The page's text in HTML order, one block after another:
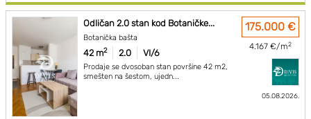
Odličan 2.0 stan kod Botaničke...
Botanička bašta
42 m2 2.0 VI/6
Prodaje se dvosoban stan površine 42 m2,
smešten na šestom, ujedn...
175.000 €
4.167 €/m2
05.08.2026.